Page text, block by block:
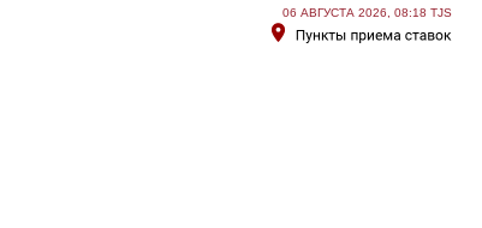
06 АВГУСТА 2026, 08:18 TJS